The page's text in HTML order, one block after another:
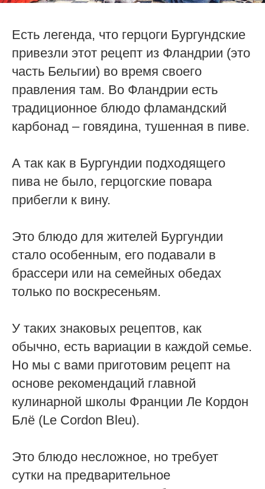
Есть легенда, что герцоги Бургундские
привезли этот рецепт из Фландрии (это
часть Бельгии) во время своего
правления там. Во Фландрии есть
традиционное блюдо фламандский
карбонад – говядина, тушенная в пиве.
А так как в Бургундии подходящего
пива не было, герцогские повара
прибегли к вину.
Это блюдо для жителей Бургундии
стало особенным, его подавали в
брассери или на семейных обедах
только по воскресеньям.
У таких знаковых рецептов, как
обычно, есть вариации в каждой семье.
Но мы с вами приготовим рецепт на
основе рекомендаций главной
кулинарной школы Франции Ле Кордон
Блё (Le Cordon Bleu).
Это блюдо несложное, но требует
сутки на предварительное